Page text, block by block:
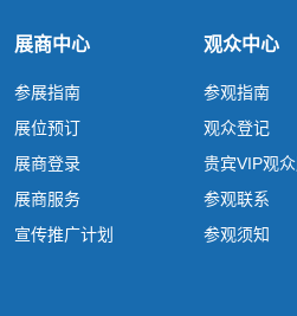
展商中心
参展指南
展位预订
展商登录
展商服务
宣传推广计划
观众中心
参观指南
观众登记
贵宾VIP观
参观联系
参观须知